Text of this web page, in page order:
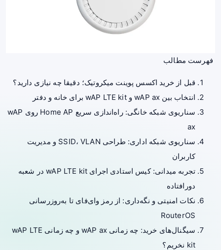
فهرست مطالب
قبل از خرید اکسس پوینت میکروتیک؛ دقیقا چه نیازی دارید؟
انتخاب بین wAP ax و wAP LTE kit برای خانه و دفتر
سناریوی شبکه خانگی: راه‌اندازی سریع Home AP روی wAP
ax
سناریوی شبکه اداری: طراحی SSID، VLAN و مدیریت
کاربران
تجربه میدانی: کیس استادی اجرای wAP LTE kit در شعبه
دورافتاده
نکات امنیتی و نگه‌داری: از رمز وای‌فای تا به‌روزرسانی
RouterOS
سیگنال‌های خرید: چه زمانی wAP ax و چه زمانی wAP LTE
kit نخریم؟